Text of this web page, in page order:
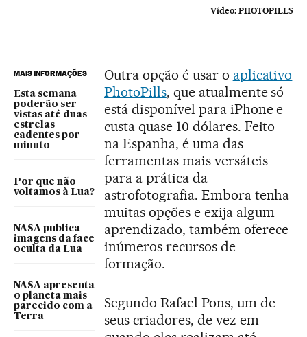
Vídeo: PHOTOPILLS
MAIS INFORMAÇÕES
Esta semana
poderão ser
vistas até duas
estrelas
cadentes por
minuto
Por que não
voltamos à Lua?
NASA publica
imagens da face
oculta da Lua
NASA apresenta
o planeta mais
parecido com a
Terra
Outra opção é usar o aplicativo
PhotoPills, que atualmente só
está disponível para iPhone e
custa quase 10 dólares. Feito
na Espanha, é uma das
ferramentas mais versáteis
para a prática da
astrofotografia. Embora tenha
muitas opções e exija algum
aprendizado, também oferece
inúmeros recursos de
formação.
Segundo Rafael Pons, um de
seus criadores, de vez em